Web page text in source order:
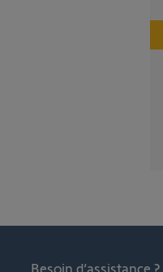
Besoin d’assistance ?